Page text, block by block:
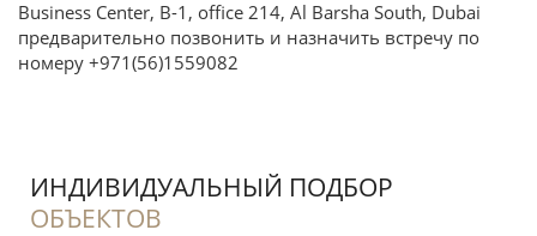
Business Center, B-1, office 214, Al Barsha South, Dubai
предварительно позвонить и назначить встречу по
номеру +971(56)1559082
ИНДИВИДУАЛЬНЫЙ ПОДБОР
ОБЪЕКТОВ